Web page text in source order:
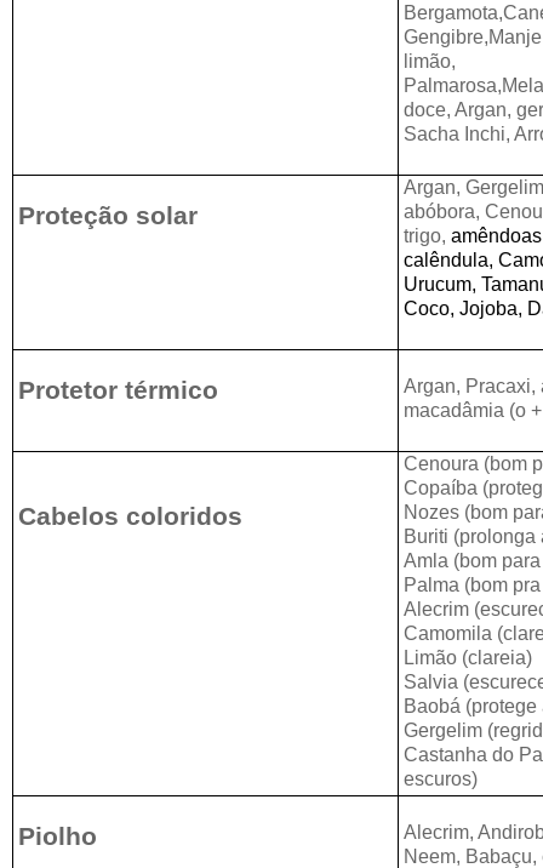
limão,
doce, Argan,
Sacha Inchi,
Proteção solar
Argan,
abóbora,
trigo,
calêndula,
Urucum,
Coco, Jojoba,
Protetor térmico
Argan, Pracaxi,
macadâmia (o
Cabelos coloridos
Cenoura (bom
Copaíba
Nozes (bom
Buriti (prolonga
Amla (bom
Palma (bom
Alecrim
Camomila
Limão (clareia)
Salvia
Baobá (protege
Gergelim
Castanha do
escuros)
Piolho
Alecrim,
Neem,